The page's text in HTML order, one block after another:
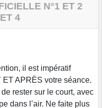
N°1 ET 2
4
il est impératif
ET APRÈS votre séance.
rester sur le court, avec
dans l’air. Ne faite plus